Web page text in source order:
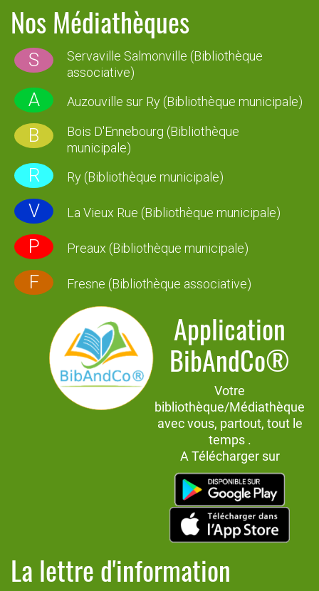
Nos Médiathèques
S
Servaville Salmonville (Bibliothèque
associative)
A Auzouville sur Ry (Bibliothèque municipale)
B
Bois D'Ennebourg (Bibliothèque
municipale)
R Ry (Bibliothèque municipale)
V La Vieux Rue (Bibliothèque municipale)
P Preaux (Bibliothèque municipale)
F Fresne (Bibliothèque associative)
Application
BibAndCo®
Votre
bibliothèque/Médiathèque
avec vous, partout, tout le
temps .
A Télécharger sur
La lettre d'information